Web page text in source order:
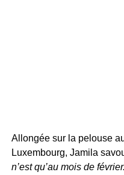
Allongée sur la pelouse
Luxembourg, Jamila
n’est qu’au mois de